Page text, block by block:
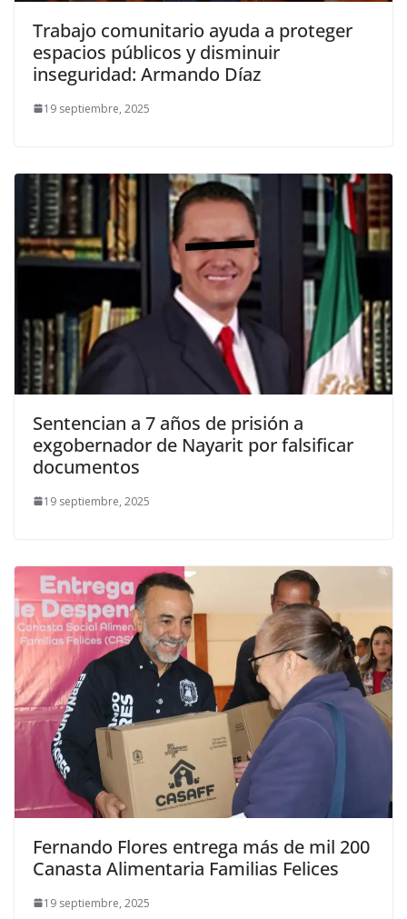
Trabajo comunitario ayuda a proteger
espacios públicos y disminuir
inseguridad: Armando Díaz
19 septiembre, 2025
Sentencian a 7 años de prisión a
exgobernador de Nayarit por falsificar
documentos
19 septiembre, 2025
Fernando Flores entrega más de mil 200
Canasta Alimentaria Familias Felices
19 septiembre, 2025